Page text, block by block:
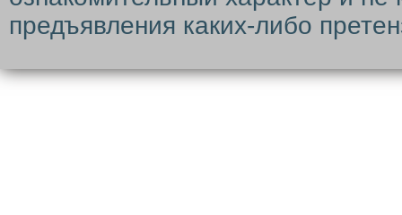
предъявления каких-либо